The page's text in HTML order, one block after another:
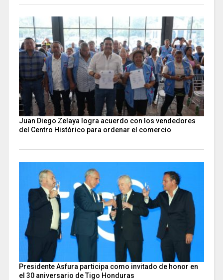
Juan Diego Zelaya logra acuerdo con los vendedores
del Centro Histórico para ordenar el comercio
Presidente Asfura participa como invitado de honor en
el 30 aniversario de Tigo Honduras